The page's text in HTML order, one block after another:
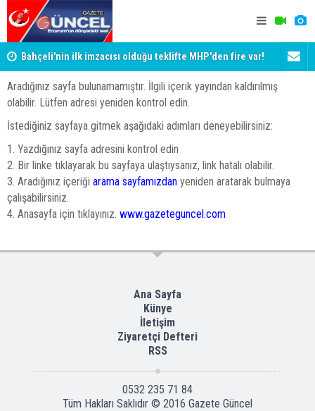
Bahçeli'nin ilk imzacısı olduğu teklifte MHP'den fire var!
İşte imzalamayan o isim
Siyaset-
Altınok ve
Aradığınız sayfa bulunamamıştır. İlgili içerik yayından kaldırılmış
olabilir. Lütfen adresi yeniden kontrol edin.
İstediğiniz sayfaya gitmek aşağıdaki adımları deneyebilirsiniz:
1. Yazdığınız sayfa adresini kontrol edin
2. Bir linke tıklayarak bu sayfaya ulaştıysanız, link hatalı olabilir.
3. Aradığınız içeriği arama sayfamızdan yeniden aratarak bulmaya
çalışabilirsiniz.
4. Anasayfa için tıklayınız. www.gazeteguncel.com
Ana Sayfa
Künye
İletişim
Ziyaretçi Defteri
RSS
0532 235 71 84
Tüm Hakları Saklıdır © 2016 Gazete Güncel